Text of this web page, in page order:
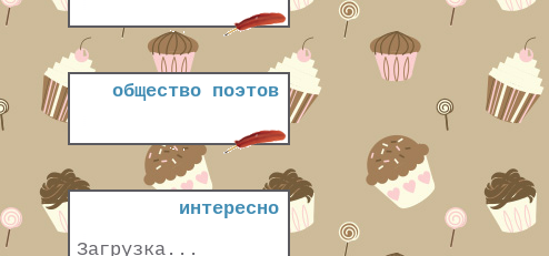
общество поэтов
интересно
Загрузка...